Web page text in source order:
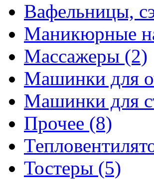
Вафельницы,
Маникюрные
Массажеры (2)
Машинки для
Машинки для
Прочее (8)
Тостеры (5)